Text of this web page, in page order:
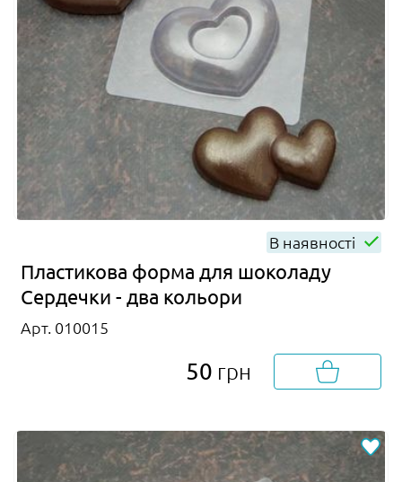
В наявності
Пластикова форма для шоколаду
Сердечки - два кольори
Арт. 010015
50 грн